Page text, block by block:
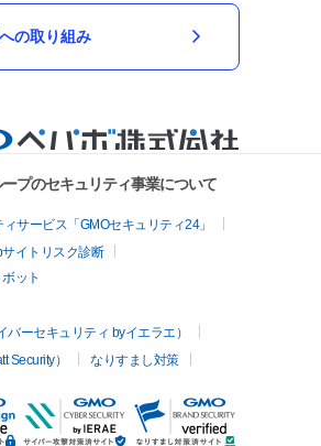
の取り組み
プのセキュリティ事業について
サービス「GMOセキュリティ24」
サイトリスク診断
ット
ーセキュリティ byイエラエ）
Security）
なりすまし対策